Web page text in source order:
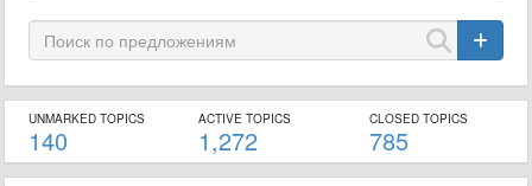
UNMARKED TOPICS
140
ACTIVE TOPICS
1,272
CLOSED TOPICS
785